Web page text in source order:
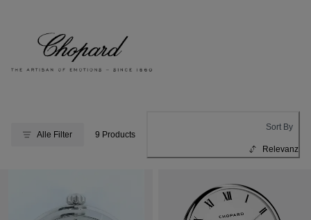
Alle Filter 9 Products
Sort By
Relevanz